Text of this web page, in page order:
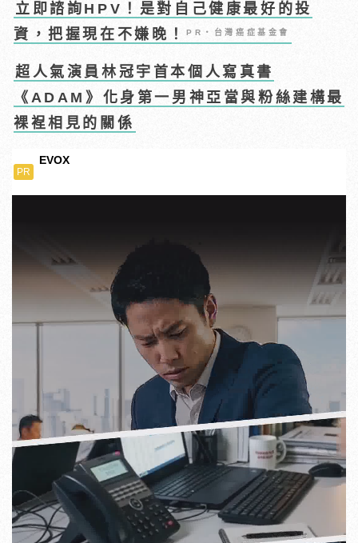
立即諮詢HPV！是對自己健康最好的投
資，把握現在不嫌晚！PR・台灣癌症基金會
超人氣演員林冠宇首本個人寫真書
《ADAM》化身第一男神亞當與粉絲建構最
裸裎相見的關係
PR
EVOX